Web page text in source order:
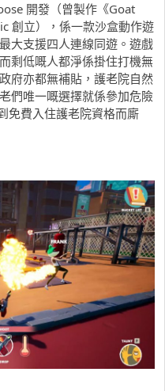
開發（曾製作《Goat
創立），係一款沙盒動作遊
大支援四人連線同遊。遊戲
剩低嘅人都淨係掛住打機無
府亦都無補貼，護老院自然
們唯一嘅選擇就係參加危險
免費入住護老院資格而廝